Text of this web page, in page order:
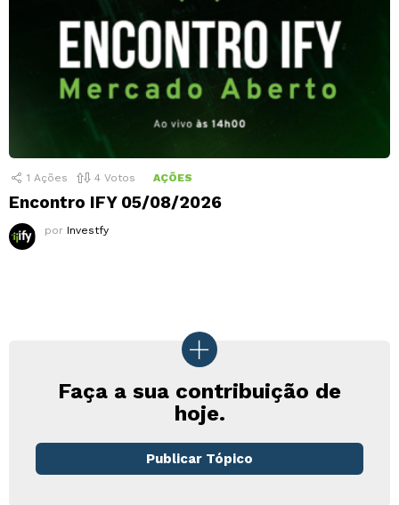
1 Ações 4 Votos AÇÕES
Encontro IFY 05/08/2026
por Investfy
Faça a sua contribuição de
hoje.
Publicar Tópico